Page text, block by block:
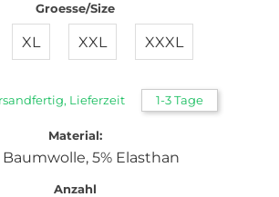
Groesse/Size
XL XXL XXXL
Lieferzeit 1-3 Tage
Material:
Baumwolle, 5% Elasthan
Anzahl